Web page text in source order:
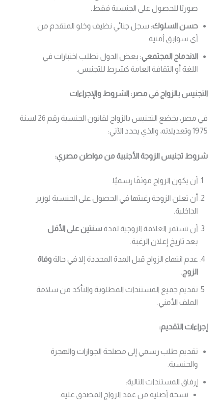
صوريًا للحصول على الجنسية فقط.
حسن السلوك: سجل جنائي نظيف وخلو المتقدم من
أي سوابق أمنية.
الاندماج المجتمعي: بعض الدول تطلب اختبارات في
اللغة أو الثقافة العامة كشرط للتجنيس.
التجنيس بالزواج في مصر: الشروط والإجراءات
في مصر، يخضع التجنيس بالزواج لقانون الجنسية رقم 26 لسنة
1975 وتعديلاته، والذي يحدد الآتي:
شروط تجنيس الزوجة الأجنبية من مواطن مصري:
أن يكون الزواج موثقًا رسميًا.
أن تعلن الزوجة رغبتها في الحصول على الجنسية لوزير
الداخلية.
أن تستمر العلاقة الزوجية لمدةسنتين على الأقل
بعد تاريخ إعلان الرغبة.
عدم انتهاء الزواج قبل المدة المحددة إلا في حالةوفاة
الزوج
تقديم جميع المستندات المطلوبة والتأكد من سلامة
الملف الأمني.
إجراءات التقديم:
تقديم طلب رسمي إلى مصلحة الجوازات والهجرة
والجنسية.
إرفاق المستندات التالية:
نسخة أصلية من عقد الزواج المصدق عليه.